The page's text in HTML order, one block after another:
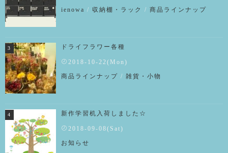
ienowa / 収納棚・ラック / 商品ラインナップ
ドライフラワー各種
2018-10-22(Mon)
商品ラインナップ / 雑貨・小物
新作学習机入荷しました☆
2018-09-08(Sat)
お知らせ